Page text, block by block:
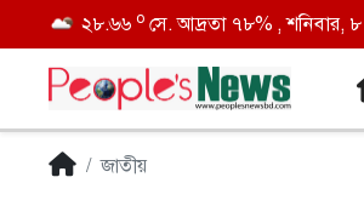
২৮.৬৬ o সে. আদ্রতা ৭৮% , শনিবার,
জাতীয়